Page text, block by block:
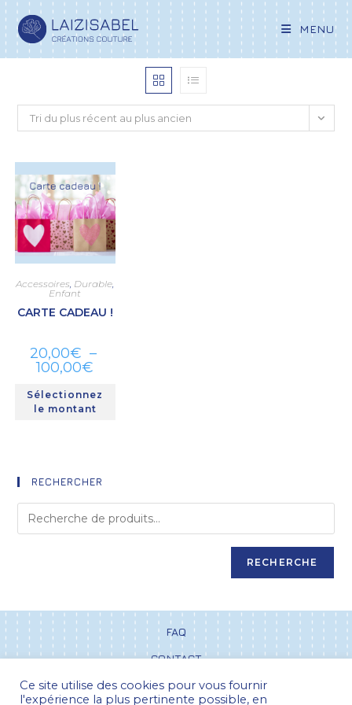
MENU
Tri du plus récent au plus ancien
Accessoires Durable
Enfant
CARTE CADEAU !
20,00€ –
100,00€
Sélectionnez
le montant
RECHERCHER
RECHERCHE
FAQ
CONTACT
CGV
Ce site utilise des cookies pour vous fournir
l'expérience la plus pertinente possible, en